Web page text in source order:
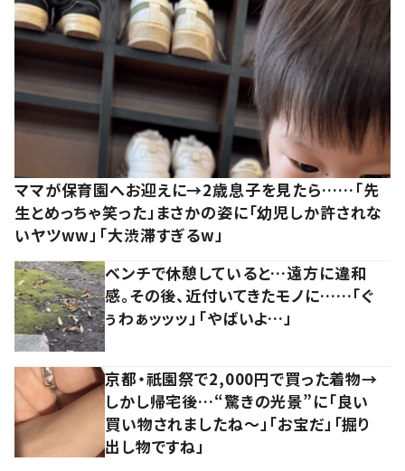
ママが保育園へお迎えに→2歳息子を見たら……「先
生とめっちゃ笑った」まさかの姿に「幼児しか許されな
いヤツww」「大渋滞すぎるw」
ベンチで休憩していると…遠方に違和
感。その後、近付いてきたモノに……「ぐ
ぅわぁッッッ」「やばいよ…」
京都・祇園祭で2,000円で買った着物→
しかし帰宅後…“驚きの光景”に「良い
買い物されましたね～」「お宝だ」「掘り
出し物ですね」